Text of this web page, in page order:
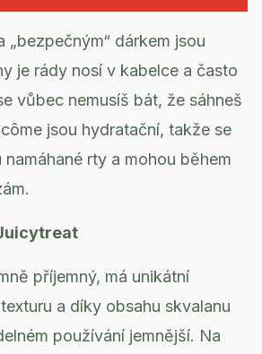
„bezpečným“ dárkem jsou
je rády nosí v kabelce a často
vůbec nemusíš bát, že sáhneš
jsou hydratační, takže se
rty a mohou během
příjemný, má unikátní
a díky obsahu skvalanu
používání jemnější. Na